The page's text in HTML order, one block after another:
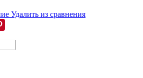
Удалить из сравнения